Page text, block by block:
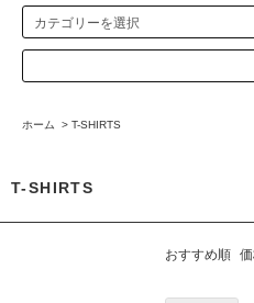
ホーム > T-SHIRTS
T-SHIRTS
おすすめ順